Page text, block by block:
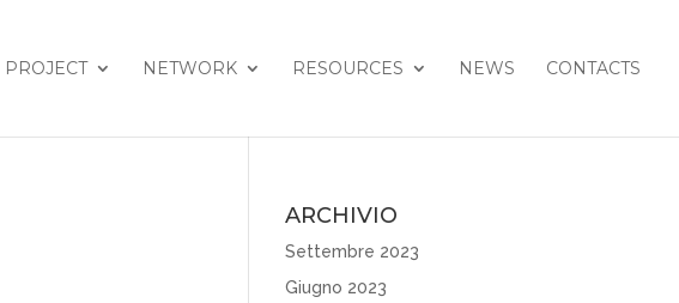
PROJECT NETWORK RESOURCES NEWS CONTACTS
ARCHIVIO
Settembre 2023
Giugno 2023